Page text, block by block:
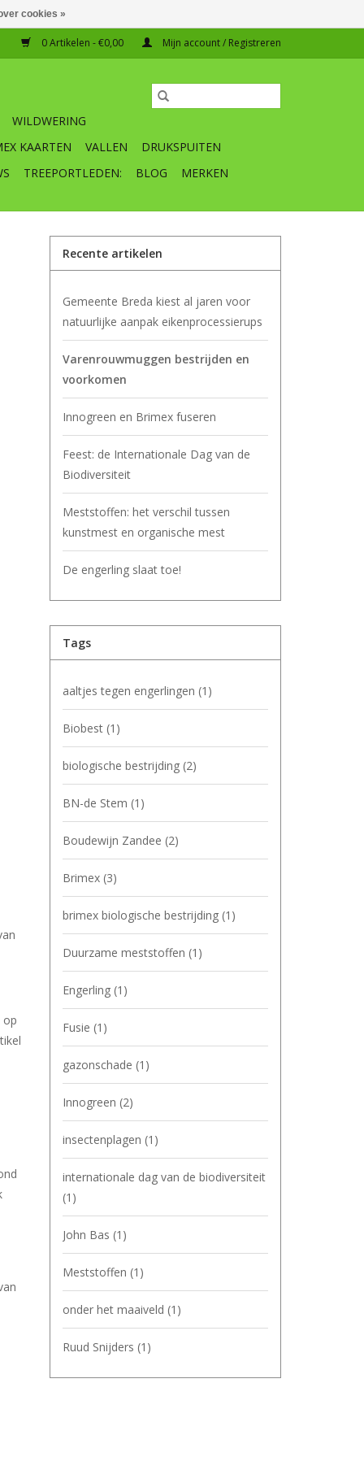
0 Artikelen - €0,00 Mijn account / Registreren
WILDWERING
KAARTEN
VALLEN
DRUKSPUITEN
TREEPORTLEDEN: BLOG MERKEN
op
Recente artikelen
Gemeente Breda kiest al jaren voor
natuurlijke aanpak eikenprocessierups
Varenrouwmuggen bestrijden en
voorkomen
Innogreen en Brimex fuseren
Feest: de Internationale Dag van de
Biodiversiteit
Meststoffen: het verschil tussen
kunstmest en organische mest
De engerling slaat toe!
Tags
aaltjes tegen engerlingen (1)
Biobest (1)
biologische bestrijding (2)
BN-de Stem (1)
Boudewijn Zandee (2)
Brimex (3)
brimex biologische bestrijding (1)
Duurzame meststoffen (1)
Engerling (1)
Fusie (1)
gazonschade (1)
Innogreen (2)
insectenplagen (1)
internationale dag van de biodiversiteit
(1)
John Bas (1)
Meststoffen (1)
onder het maaiveld (1)
Ruud Snijders (1)
cookies »